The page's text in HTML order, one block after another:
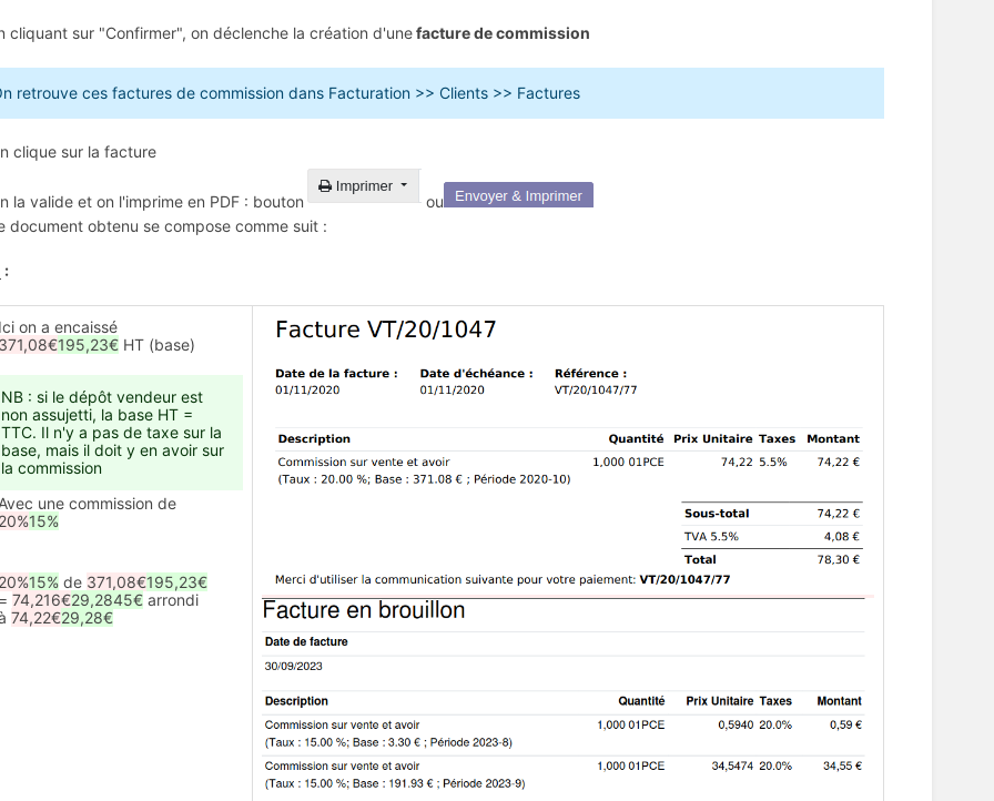
cliquant sur "Confirmer", on déclenche la création d'unefacture de commission
retrouve ces factures de commission dans Facturation >> Clients >> Factures
clique sur la facture
la valide et on l'imprime en PDF : bouton
ou
document obtenu se compose comme suit :
:
on a encaissé
195,23€ HT (base)
NB : si le dépôt vendeur est
non assujetti, la base HT =
TTC. Il n'y a pas de taxe sur la
base, mais il doit y en avoir sur
la commission
une commission de
15%
15% de 371,08€195,23€
74,216€29,2845€ arrondi
74,22€29,28€